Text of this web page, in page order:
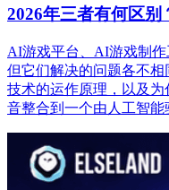
2026年三者有何区别
AI游戏平台、AI游戏制作
但它们解决的问题各不
技术的运作原理，以及为
音整合到一个由人工智能